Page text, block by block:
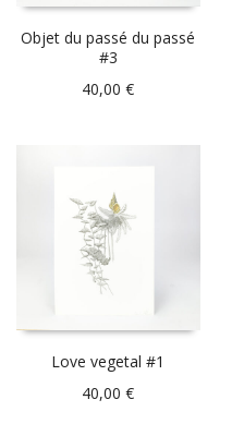
Objet du passé du passé
#3
40,00€
Love vegetal #1
40,00€